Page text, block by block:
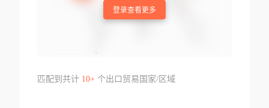
登录查看更多
匹配到共计 10+个出口贸易国家/区域